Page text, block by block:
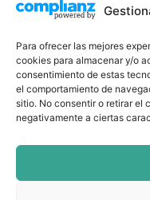
Para ofrecer las mejores
cookies para almacenar y/o
consentimiento de estas
el comportamiento de
sitio. No consentir o retirar el
negativamente a ciertas
que necesitas saber
aplicaciones que